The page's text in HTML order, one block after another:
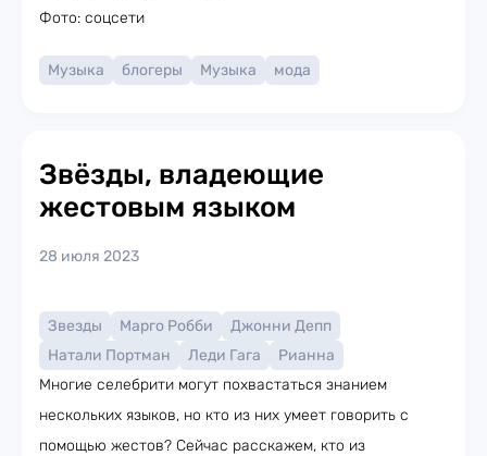
Фото: соцсети
Музыка блогеры Музыка мода
Звёзды, владеющие
жестовым языком
28 июля 2023
Звезды Марго Робби
Джонни Депп
Натали Портман
Леди Гага
Рианна
Многие селебрити могут похвастаться знанием
нескольких языков, но кто из них умеет говорить с
помощью жестов? Сейчас расскажем, кто из